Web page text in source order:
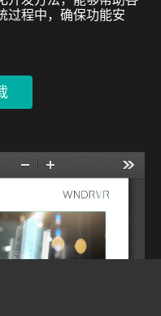
过程中，确保功能安